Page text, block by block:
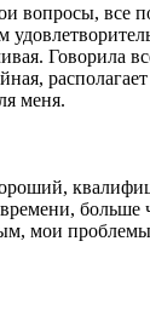
вопросы, все
Говорила
меня.
больше
мои